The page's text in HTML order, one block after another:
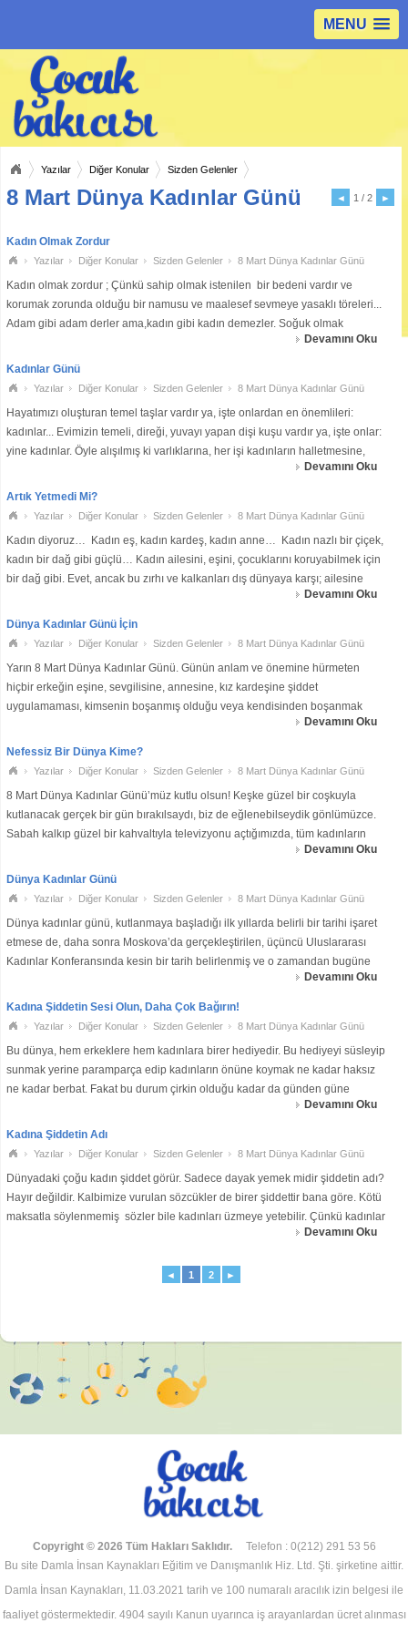
MENU
Yazılar Diğer Konular Sizden Gelenler
8 Mart Dünya Kadınlar Günü ◄ 1 / 2 ►
Kadın Olmak Zordur
Yazılar Diğer Konular Sizden Gelenler 8 Mart Dünya Kadınlar Günü
Kadın olmak zordur ; Çünkü sahip olmak istenilen bir bedeni vardır ve
korumak zorunda olduğu bir namusu ve maalesef sevmeye yasaklı töreleri...
Adam gibi adam derler ama,kadın gibi kadın demezler. Soğuk olmak
zorundadır, kadının hissetmemesi gerekir, iyi gözükmelidir ama öyle dikkat
çeke
Devamını Oku
Kadınlar Günü
Yazılar Diğer Konular Sizden Gelenler 8 Mart Dünya Kadınlar Günü
Hayatımızı oluşturan temel taşlar vardır ya, işte onlardan en önemlileri:
kadınlar... Evimizin temeli, direği, yuvayı yapan dişi kuşu vardır ya, işte onlar:
yine kadınlar. Öyle alışılmış ki varlıklarına, her işi kadınların halletmesine,
oradan oraya koşuşturmalarına; içten içe şu kadınlar olmasa neDevamını Oku
Artık Yetmedi Mi?
Yazılar Diğer Konular Sizden Gelenler 8 Mart Dünya Kadınlar Günü
Kadın diyoruz… Kadın eş, kadın kardeş, kadın anne… Kadın nazlı bir çiçek,
kadın bir dağ gibi güçlü… Kadın ailesini, eşini, çocuklarını koruyabilmek için
bir dağ gibi. Evet, ancak bu zırhı ve kalkanları dış dünyaya karşı; ailesine
Devamını Oku
Dünya Kadınlar Günü İçin
Yazılar Diğer Konular Sizden Gelenler 8 Mart Dünya Kadınlar Günü
Yarın 8 Mart Dünya Kadınlar Günü. Günün anlam ve önemine hürmeten
hiçbir erkeğin eşine, sevgilisine, annesine, kız kardeşine şiddet
uygulamaması, kimsenin boşanmış olduğu veya kendisinden boşanmak
isteyen karısını bu sebeple parça pinçik etmemesi ve akşam haberlerinde
‘namusum için öldürdüm, ç
Devamını Oku
Nefessiz Bir Dünya Kime?
Yazılar Diğer Konular Sizden Gelenler 8 Mart Dünya Kadınlar Günü
8 Mart Dünya Kadınlar Günü’müz kutlu olsun! Keşke güzel bir coşkuyla
kutlanacak gerçek bir gün bırakılsaydı, biz de eğlenebilseydik gönlümüzce.
Sabah kalkıp güzel bir kahvaltıyla televizyonu açtığımızda, tüm kadınların
sevinçle bağıra bağıra şarkılar söyleyip, dans ettiğini gördüğümüzde g
Devamını Oku
Dünya Kadınlar Günü
Yazılar Diğer Konular Sizden Gelenler 8 Mart Dünya Kadınlar Günü
Dünya kadınlar günü, kutlanmaya başladığı ilk yıllarda belirli bir tarihi işaret
etmese de, daha sonra Moskova’da gerçekleştirilen, üçüncü Uluslararası
Kadınlar Konferansında kesin bir tarih belirlenmiş ve o zamandan bugüne
Devamını Oku
Kadına Şiddetin Sesi Olun, Daha Çok Bağırın!
Yazılar Diğer Konular Sizden Gelenler 8 Mart Dünya Kadınlar Günü
Bu dünya, hem erkeklere hem kadınlara birer hediyedir. Bu hediyeyi süsleyip
sunmak yerine paramparça edip kadınların önüne koymak ne kadar haksız
ne kadar berbat. Fakat bu durum çirkin olduğu kadar da günden güne
artmakta, tepeden tırnağa dünyayı sarmakta. Kadınlar dünyayı pembelere
boyamak, maviler
Devamını Oku
Kadına Şiddetin Adı
Yazılar Diğer Konular Sizden Gelenler 8 Mart Dünya Kadınlar Günü
Dünyadaki çoğu kadın şiddet görür. Sadece dayak yemek midir şiddetin adı?
Hayır değildir. Kalbimize vurulan sözcükler de birer şiddettir bana göre. Kötü
maksatla söylenmemiş sözler bile kadınları üzmeye yetebilir. Çünkü kadınlar
Devamını Oku
Sizden Gelenler 8 Mart Dünya Kadınlar Günü
kutlayacağız. Buraya kadar her şey gayet normal ve rutin görünüyor.
Özellikle de bu yıl bu törenlerin oldukça buruk geçeceğini düşünüyorum.
Çünkü sanırım ülke
Çığlık
Diğer Konular Sizden Gelenler
Korku nedir sizce? Bir çocuk için karanlıktır bazen ya da annesiz kalmaktır
savunmasızca. Bir tavşan için gözüne tutulan ışık, bir ceylan için avcının
acımasız silahından çıkan tek bir kurşun… Bazense karanlık aynalardır
korku. Baktığınızda yokluğu görmektir sadece. Bir annenin z
◄ 1 2 ►
Copyright © 2026 Tüm Hakları Saklıdır.
Telefon : 0(212) 291 53 56
Bu site Damla İnsan Kaynakları Eğitim ve Danışmanlık Hiz. Ltd. Şti. şirketine aittir.
Damla İnsan Kaynakları, 11.03.2021 tarih ve 100 numaralı aracılık izin belgesi ile
faaliyet göstermektedir. 4904 sayılı Kanun uyarınca iş arayanlardan ücret alınması